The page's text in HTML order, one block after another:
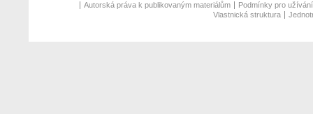
Autorská práva k publikovaným materiálům
Podmínky pro
Vlastnická struktura